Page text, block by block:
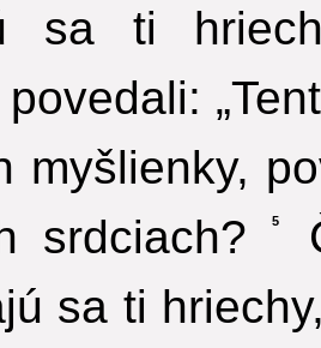
sa ti
myšlienky,
srdciach?
5
sa ti